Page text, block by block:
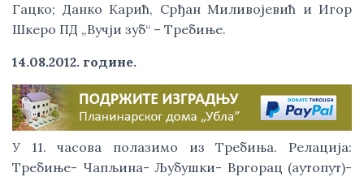
Гацко; Данко Карић, Срђан Миливојевић и Игор
Шкеро ПД „Вучји зуб“ – Требиње.
14.08.2012. године.
У 11. часова полазимо из Требиња. Релација:
Требиње- Чапљина- Љубушки- Вргорац (аутопут)-